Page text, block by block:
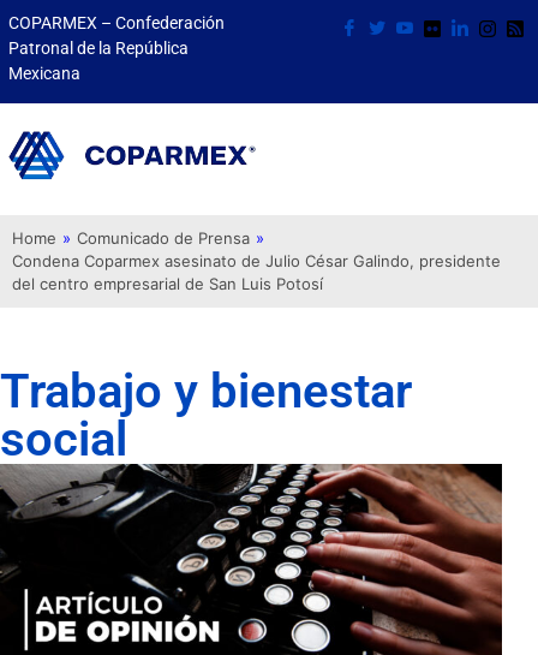
COPARMEX – Confederación
Patronal de la República
Mexicana
Home » Comunicado de Prensa »
Condena Coparmex asesinato de Julio César Galindo, presidente
del centro empresarial de San Luis Potosí
Trabajo y bienestar
social